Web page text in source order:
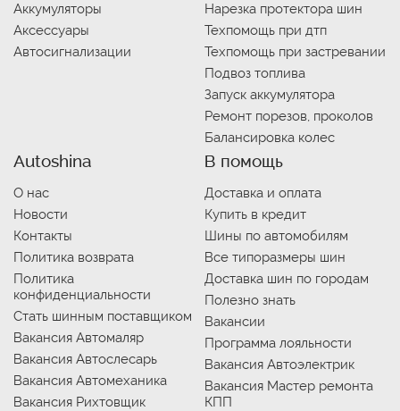
Аккумуляторы
Аксессуары
Автосигнализации
Нарезка протектора шин
Техпомощь при дтп
Техпомощь при застревании
Подвоз топлива
Запуск аккумулятора
Ремонт порезов, проколов
Балансировка колес
Autoshina
О нас
Новости
Контакты
Политика возврата
Политика
конфиденциальности
Стать шинным поставщиком
Вакансия Автомаляр
Вакансия Автослесарь
Вакансия Автомеханика
Вакансия Рихтовщик
В помощь
Доставка и оплата
Купить в кредит
Шины по автомобилям
Все типоразмеры шин
Доставка шин по городам
Полезно знать
Вакансии
Программа лояльности
Вакансия Автоэлектрик
Вакансия Мастер ремонта
КПП